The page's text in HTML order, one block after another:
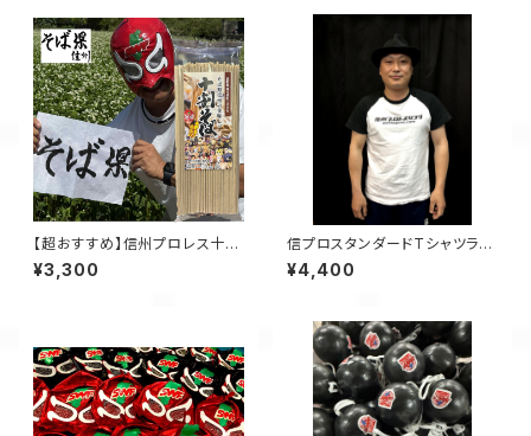
【超おすすめ】信州プロレス十割
そば 100％信州産！！5食セット
¥3,300
信プロスタンダードTシャツラグ
ラン（黒、赤、青）
¥4,400